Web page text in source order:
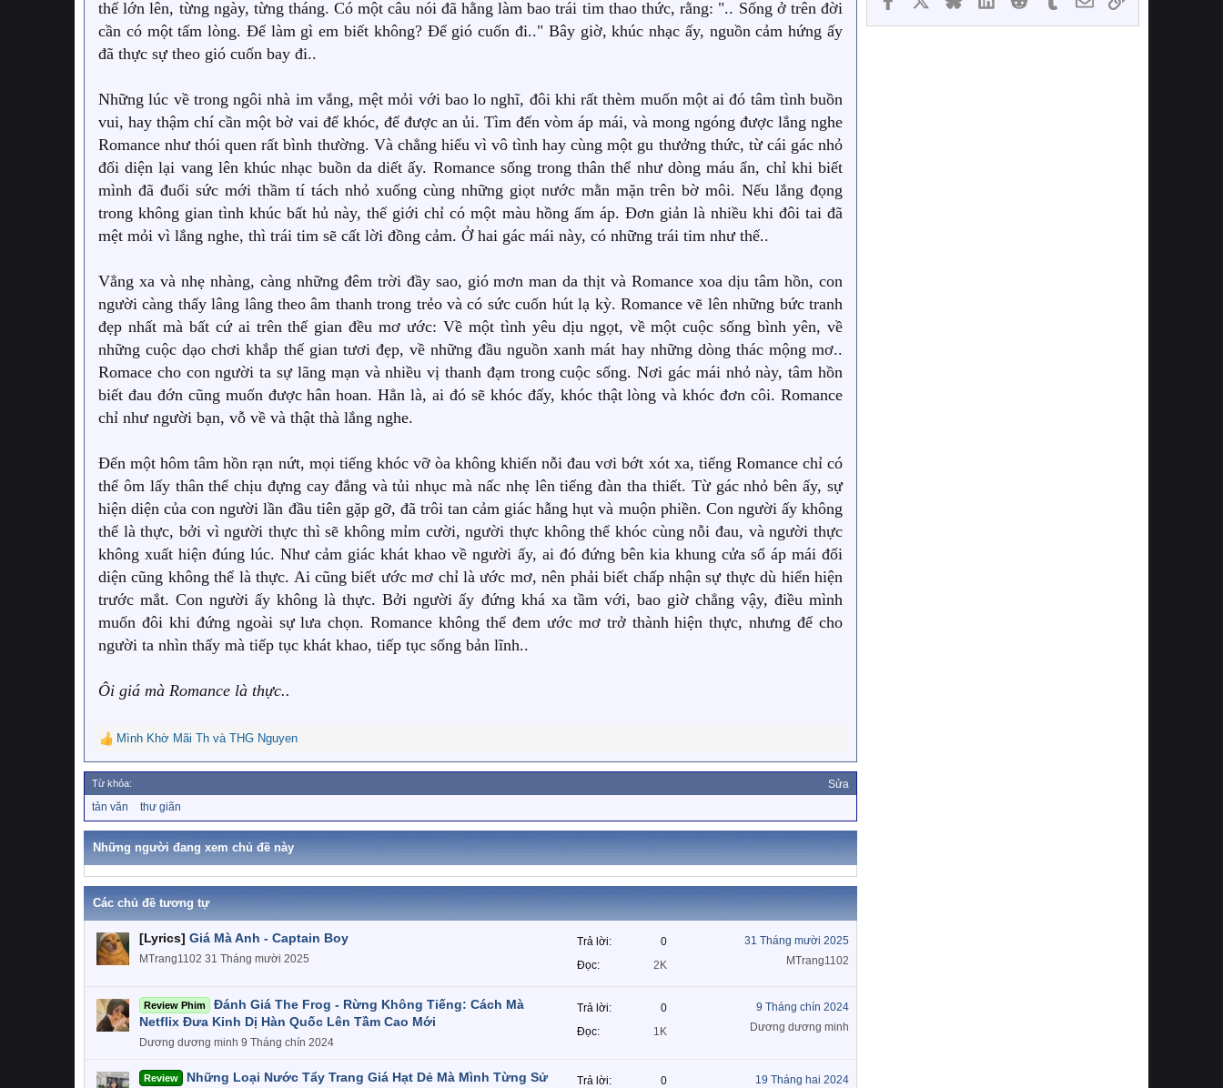
thế lớn lên, từng ngày, từng tháng. Có một câu nói đã hằng làm bao trái tim thao thức, rằng: ".. Sống ở trên đời
cần có một tấm lòng. Để làm gì em biết không? Để gió cuốn đi.." Bây giờ, khúc nhạc ấy, nguồn cảm hứng ấy
đã thực sự theo gió cuốn bay đi..
Những lúc về trong ngôi nhà im vắng, mệt mỏi với bao lo nghĩ, đôi khi rất thèm muốn một ai đó tâm tình buồn
vui, hay thậm chí cần một bờ vai để khóc, để được an ủi. Tìm đến vòm áp mái, và mong ngóng được lắng nghe
Romance như thói quen rất bình thường. Và chẳng hiểu vì vô tình hay cùng một gu thưởng thức, từ cái gác nhỏ
đối diện lại vang lên khúc nhạc buồn da diết ấy. Romance sống trong thân thể như dòng máu ẩn, chỉ khi biết
mình đã đuối sức mới thầm tí tách nhỏ xuống cùng những giọt nước mằn mặn trên bờ môi. Nếu lắng đọng
trong không gian tình khúc bất hủ này, thế giới chỉ có một màu hồng ấm áp. Đơn giản là nhiều khi đôi tai đã
mệt mỏi vì lắng nghe, thì trái tim sẽ cất lời đồng cảm. Ở hai gác mái này, có những trái tim như thế..
Vẳng xa và nhẹ nhàng, càng những đêm trời đầy sao, gió mơn man da thịt và Romance xoa dịu tâm hồn, con
người càng thấy lâng lâng theo âm thanh trong trẻo và có sức cuốn hút lạ kỳ. Romance vẽ lên những bức tranh
đẹp nhất mà bất cứ ai trên thế gian đều mơ ước: Về một tình yêu dịu ngọt, về một cuộc sống bình yên, về
những cuộc dạo chơi khắp thế gian tươi đẹp, về những đầu nguồn xanh mát hay những dòng thác mộng mơ..
Romace cho con người ta sự lãng mạn và nhiều vị thanh đạm trong cuộc sống. Nơi gác mái nhỏ này, tâm hồn
biết đau đớn cũng muốn được hân hoan. Hẳn là, ai đó sẽ khóc đấy, khóc thật lòng và khóc đơn côi. Romance
chỉ như người bạn, vỗ về và thật thà lắng nghe.
Đến một hôm tâm hồn rạn nứt, mọi tiếng khóc vỡ òa không khiến nỗi đau vơi bớt xót xa, tiếng Romance chỉ có
thể ôm lấy thân thể chịu đựng cay đắng và tủi nhục mà nấc nhẹ lên tiếng đàn tha thiết. Từ gác nhỏ bên ấy, sự
hiện diện của con người lần đầu tiên gặp gỡ, đã trôi tan cảm giác hẫng hụt và muộn phiền. Con người ấy không
thể là thực, bởi vì người thực thì sẽ không mỉm cười, người thực không thể khóc cùng nỗi đau, và người thực
không xuất hiện đúng lúc. Như cảm giác khát khao về người ấy, ai đó đứng bên kia khung cửa sổ áp mái đối
diện cũng không thể là thực. Ai cũng biết ước mơ chỉ là ước mơ, nên phải biết chấp nhận sự thực dù hiển hiện
trước mắt. Con người ấy không là thực. Bởi người ấy đứng khá xa tầm với, bao giờ chẳng vậy, điều mình
muốn đôi khi đứng ngoài sự lưa chọn. Romance không thể đem ước mơ trở thành hiện thực, nhưng để cho
người ta nhìn thấy mà tiếp tục khát khao, tiếp tục sống bản lĩnh..
Ôi giá mà Romance là thực..
R
e
a
c
t
o
s
Mình Khờ Mãi Th và THG Nguyen
Từ khóa: Sửa
ừ
k
tản văn thư giãn
Những người đang xem chủ đề này
Các chủ đề tương tự
[Lyrics] Giá Mà Anh - Captain Boy
MTrang1102 31 Tháng mười 2025
Trả lời
0
Đọc
2K
31 Tháng mười 2025
MTrang1102
Review Phim
Đánh Giá The Frog - Rừng Không Tiếng: Cách Mà
Netflix Đưa Kinh Dị Hàn Quốc Lên Tầm Cao Mới
Dương dương minh 9 Tháng chín 2024
Trả lời
0
Đọc
1K
9 Tháng chín 2024
Dương dương minh
Review
Những Loại Nước Tẩy Trang Giá Hạt Dẻ Mà Mình Từng Sử
Trả lời 0 19 Tháng hai 2024